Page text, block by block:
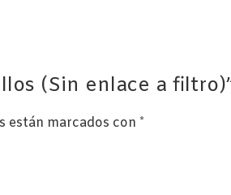
(Sin enlace a
están marcados con *